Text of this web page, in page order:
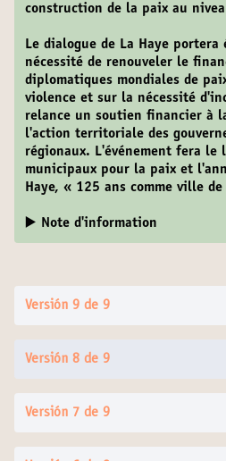
construction de la paix au
Le dialogue de La Haye portera
nécessité de renouveler le
diplomatiques mondiales de
violence et sur la nécessité
relance un soutien financier à
l'action territoriale des
régionaux. L'événement fera le
municipaux pour la paix et
Haye, « 125 ans comme ville
▶️ Note d'information
Versión 9 de 9
Versión 8 de 9
Versión 7 de 9